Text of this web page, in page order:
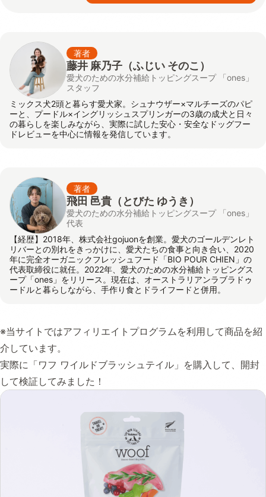
著者
藤井 麻乃子（ふじい そのこ）
愛犬のための水分補給トッピングスープ 「ones」
スタッフ
ミックス犬2頭と暮らす愛犬家。シュナウザー×マルチーズのパピ
ーと、プードル×イングリッシュスプリンガーの3歳の成犬と日々
の暮らしを楽しみながら、実際に試した安心・安全なドッグフー
ドレビューを中心に情報を発信しています。
著者
飛田 邑貴 （とびた ゆうき）
愛犬のための水分補給トッピングスープ 「ones」
代表
【経歴】2018年、株式会社gojuonを創業。愛犬のゴールデンレト
リバーとの別れをきっかけに、愛犬たちの食事と向き合い、2020
年に完全オーガニックフレッシュフード「BIO POUR CHIEN」の
代表取締役に就任。2022年、愛犬のための水分補給トッピングス
ープ「ones」をリリース。現在は、オーストラリアンラブラドゥ
ードルと暮らしながら、手作り食とドライフードと併用。
※当サイトではアフィリエイトプログラムを利用して商品を紹
介しています。
実際に「ワフ ワイルドブラッシュテイル」を購入して、開封
して検証してみました！